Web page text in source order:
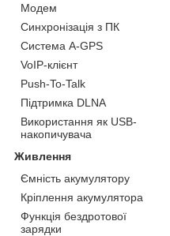
Модем
Синхронізація з ПК
Система A-GPS
VoIP-клієнт
Push-To-Talk
Підтримка DLNA
Використання як USB-
накопичувача
Живлення
Ємність акумулятору
Кріплення акумулятора
Функція бездротової
зарядки